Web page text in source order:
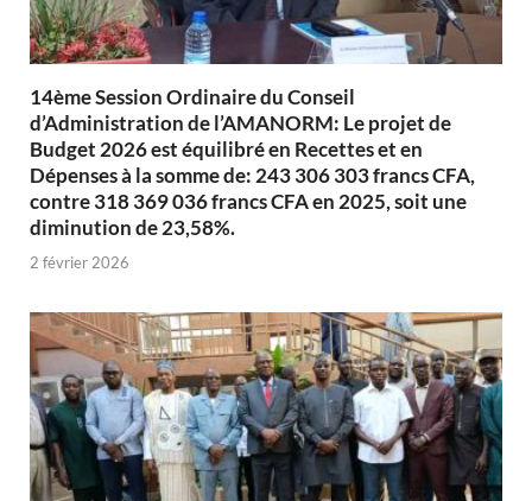
14ème Session Ordinaire du Conseil
d’Administration de l’AMANORM: Le projet de
Budget 2026 est équilibré en Recettes et en
Dépenses à la somme de: 243 306 303 francs CFA,
contre 318 369 036 francs CFA en 2025, soit une
diminution de 23,58%.
2 février 2026